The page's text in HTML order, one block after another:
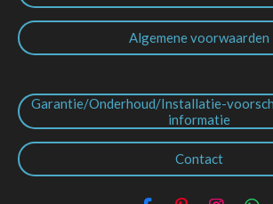
Algemene voorwaarden
Garantie/Onderhoud/Installatie-
informatie
Contact